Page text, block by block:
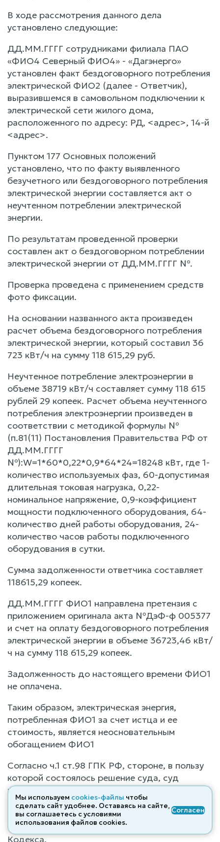
В ходе рассмотрения данного дела
установлено следующие:
ДД.ММ.ГГГГ сотрудниками филиала ПАО
«ФИО4 Северный ФИО4» - «Дагэнерго»
установлен факт бездоговорного потребления
электрической ФИО2 (далее - Ответчик),
выразившемся в самовольном подключении к
электрической сети жилого дома,
расположенного по адресу: РД, <адрес>, 14-й
<адрес>.
Пунктом 177 Основных положений
установлено, что по факту выявленного
безучетного или бездоговорного потребления
электрической энергии составляется акт о
неучтенном потреблении электрической
энергии.
По результатам проведенной проверки
составлен акт о бездоговорном потреблении
электрической энергии от ДД.ММ.ГГГГ №.
Проверка проведена с применением средств
фото фиксации.
На основании названного акта произведен
расчет объема бездоговорного потребления
электрической энергии, который составил 36
723 кВт/ч на сумму 118 615,29 руб.
Неучтенное потребление электроэнергии в
объеме 38719 кВт/ч составляет сумму 118 615
рублей 29 копеек. Расчет объема неучтенного
потребления электроэнергии произведен в
соответствии с методикой формулы №
(п.81(11) Постановления Правительства РФ от
ДД.ММ.ГГГГ
№):W=1*60*0,22*0,9*64*24=18248 кВт, где 1-
количество используемых фаз, 60-допустимая
длительная токовая нагрузка, 0,22-
номинальное напряжение, 0,9-коэффициент
мощности подключенного оборудования, 64-
количество дней работы оборудования, 24-
количество часов работы подключенного
оборудования в сутки.
Сумма задолженности ответчика составляет
118615,29 копеек.
ДД.ММ.ГГГГ ФИО1 направлена претензия с
приложением оригинала акта №ДэФ-ф 005377
и счет на оплату бездоговорного потребления
электрической энергии в объеме 36723,46 кВт/
ч на сумму 118 615,29 копеек.
Задолженность до настоящего времени ФИО1
не оплачена.
Таким образом, электрическая энергия,
потребленная ФИО1 за счет истца и ее
стоимость, является неосновательным
обогащением ФИО1
Согласно ч.1 ст.98 ГПК РФ, стороне, в пользу
которой состоялось решение суда, суд
присуждает возместить с другой стороны все
понесенные по делу судебные расходы, за
исключением случаев, предусмотренных
частью второй статьи 96 настоящего
Кодекса.
Мы используем cookies-файлы чтобы
сделать сайт удобнее. Оставаясь на сайте,
вы соглашаетесь с условиями
использования файлов cооkies.
Согласен